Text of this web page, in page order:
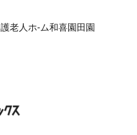
老人ホ-ム和喜園田園